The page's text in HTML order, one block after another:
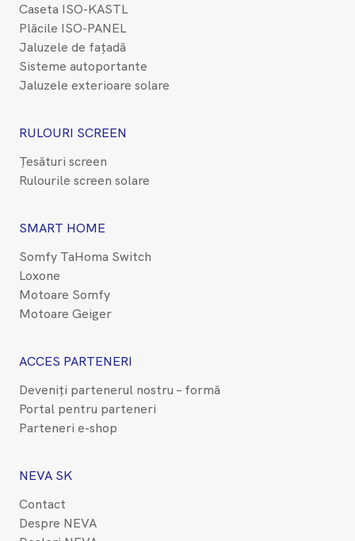
Caseta ISO-KASTL
Plăcile ISO-PANEL
Jaluzele de fațadă
Sisteme autoportante
Jaluzele exterioare solare
RULOURI SCREEN
Țesături screen
Rulourile screen solare
SMART HOME
Somfy TaHoma Switch
Loxone
Motoare Somfy
Motoare Geiger
ACCES PARTENERI
Deveniți partenerul nostru – formă
Portal pentru parteneri
Parteneri e-shop
NEVA SK
Contact
Despre NEVA